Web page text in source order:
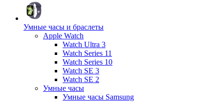
Умные часы и браслеты
Apple Watch
Watch Ultra 3
Watch Series 11
Watch Series 10
Watch SE 3
Watch SE 2
Умные часы
Умные часы Samsung